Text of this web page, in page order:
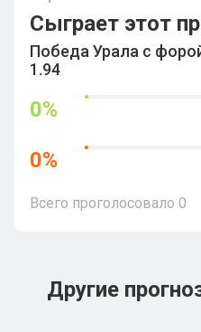
Сыграет этот
Победа Урала с
1.94
0%
0%
Всего проголосовало 0
Другие